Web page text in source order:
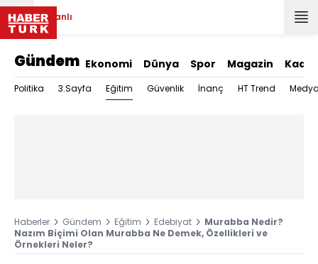
Canlı
Gündem Ekonomi Dünya Spor Magazin Kadın
Politika 3.Sayfa Eğitim Güvenlik İnanç HT Trend
Haberler Gündem Eğitim Edebiyat
Murabba Nedir?
Nazım Biçimi Olan Murabba Ne Demek, Özellikleri ve
Örnekleri Neler?